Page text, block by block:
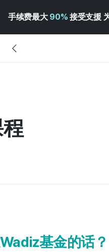
手续费最大 90% 接受支援
基金的话？